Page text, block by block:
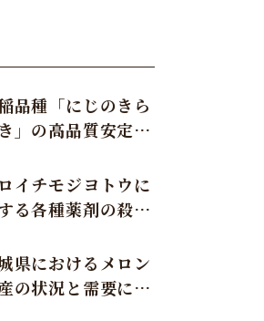
品種「にじのきら
」の高品質安定多
イチモジヨトウに
る各種薬剤の殺虫
県におけるメロン
の状況と需要に応